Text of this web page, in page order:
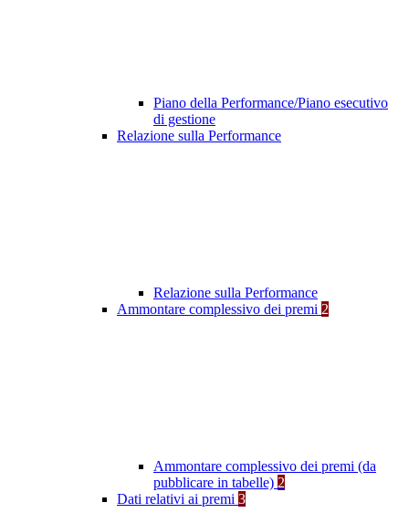
Piano della Performance/Piano esecutivo
di gestione
Relazione sulla Performance
Relazione sulla Performance
Ammontare complessivo dei premi 2
Ammontare complessivo dei premi (da
pubblicare in tabelle) 2
Dati relativi ai premi 3